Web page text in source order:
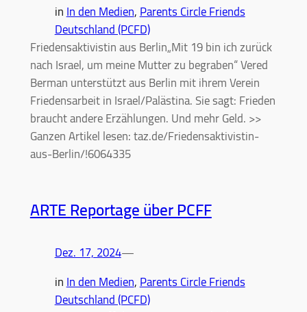
inIn den Medien, Parents Circle Friends
Deutschland (PCFD)
Friedensaktivistin aus Berlin„Mit 19 bin ich zurück
nach Israel, um meine Mutter zu begraben“ Vered
Berman unterstützt aus Berlin mit ihrem Verein
Friedensarbeit in Israel/Palästina. Sie sagt: Frieden
braucht andere Erzählungen. Und mehr Geld. >>
Ganzen Artikel lesen: taz.de/Friedensaktivistin-
aus-Berlin/!6064335
ARTE Reportage über PCFF
Dez. 17, 2024—
inIn den Medien, Parents Circle Friends
Deutschland (PCFD)